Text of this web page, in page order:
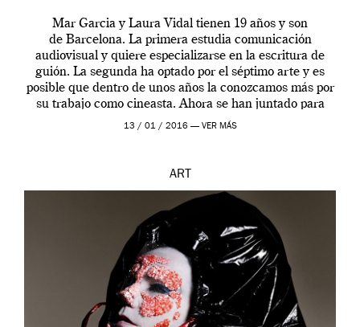
Mar Garcia y Laura Vidal tienen 19 años y son
de Barcelona. La primera estudia comunicación
audiovisual y quiere especializarse en la escritura de
guión. La segunda ha optado por el séptimo arte y es
posible que dentro de unos años la conozcamos más por
su trabajo como cineasta. Ahora se han juntado para
contarnos una […]
13 / 01 / 2016 — VER MÁS
ART